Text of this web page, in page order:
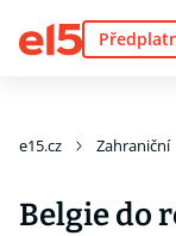
e15.cz Zahraniční
Belgie do